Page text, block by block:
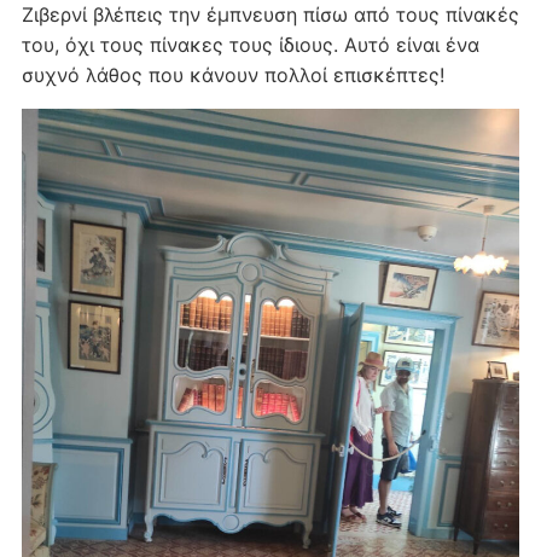
Ζιβερνί βλέπεις την έμπνευση πίσω από τους πίνακές
του, όχι τους πίνακες τους ίδιους. Αυτό είναι ένα
συχνό λάθος που κάνουν πολλοί επισκέπτες!